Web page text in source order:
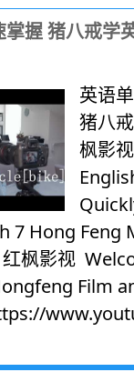
握 猪八戒学
英语
猪八
枫影
7 Hong Feng
红枫影视
Film